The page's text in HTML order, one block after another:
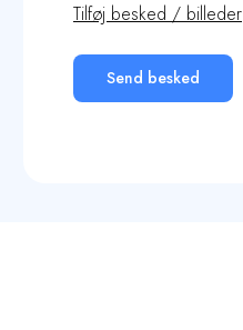
Tilføj besked / billeder